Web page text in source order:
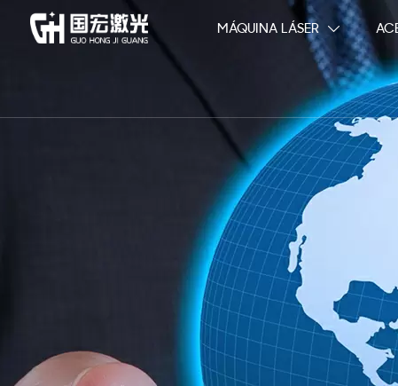
MÁQUINA LÁSER 